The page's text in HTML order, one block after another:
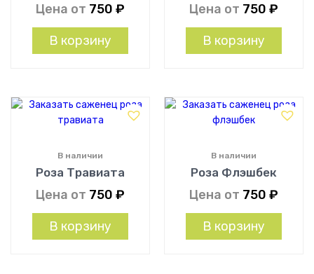
Цена от 750 ₽
В корзину
Цена от 750 ₽
В корзину
Роза Травиата
В наличии
Цена от 750 ₽
В корзину
Роза Флэшбек
В наличии
Цена от 750 ₽
В корзину